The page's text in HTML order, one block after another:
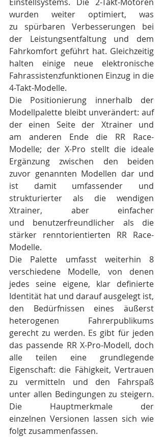
wurden weiter optimiert, was
zu spürbaren Verbesserungen bei
der Leistungsentfaltung und dem
Fahrkomfort geführt hat. Gleichzeitig
halten einige neue elektronische
Fahrassistenzfunktionen Einzug in die
4-Takt-Modelle.
Die Positionierung innerhalb der
Modellpalette bleibt unverändert: auf
der einen Seite der Xtrainer und
am anderen Ende die RR Race-
Modelle; der X-Pro stellt die ideale
Ergänzung zwischen den beiden
zuvor genannten Modellen dar und
ist damit umfassender und
strukturierter als die wendigen
Xtrainer, aber einfacher
und benutzerfreundlicher als die
stärker renntorientierten RR Race-
Modelle.
Die Palette umfasst weiterhin 8
verschiedene Modelle, von denen
jedes seine eigene, klar definierte
Identität hat und darauf ausgelegt ist,
den Bedürfnissen eines äußerst
heterogenen Fahrerpublikums
gerecht zu werden. Es gibt für jeden
das passende RR X-Pro-Modell, doch
alle teilen eine grundlegende
Eigenschaft: die Fähigkeit, Vertrauen
zu vermitteln und den Fahrspaß
unter allen Bedingungen zu steigern.
Die Hauptmerkmale der
einzelnen Versionen lassen sich wie
folgt zusammenfassen.